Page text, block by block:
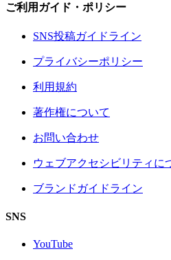
ご利用ガイド・ポリシー
SNS投稿ガイドライン
プライバシーポリシー
利用規約
著作権について
お問い合わせ
ウェブアクセシビリティに
ブランドガイドライン
SNS
YouTube